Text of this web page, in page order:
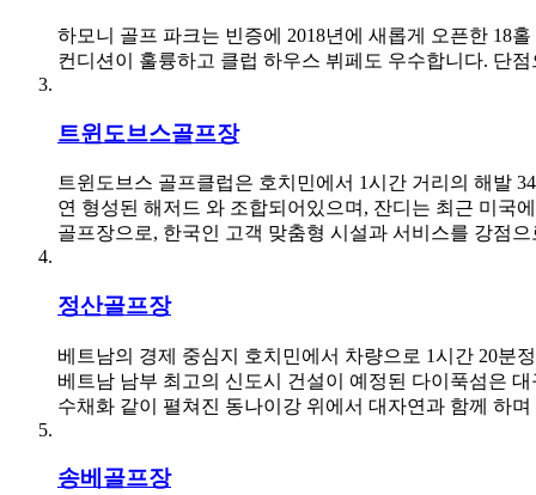
하모니 골프 파크는 빈증에 2018년에 새롭게 오픈한 18
컨디션이 훌륭하고 클럽 하우스 뷔페도 우수합니다. 단
트윈도브스골프장
트윈도브스 골프클럽은 호치민에서 1시간 거리의 해발
연 형성된 해저드 와 조합되어있으며, 잔디는 최근 미국
골프장으로, 한국인 고객 맞춤형 시설과 서비스를 강점
정산골프장
베트남의 경제 중심지 호치민에서 차량으로 1시간 20분
베트남 남부 최고의 신도시 건설이 예정된 다이푹섬은
수채화 같이 펼쳐진 동나이강 위에서 대자연과 함께 하
송베골프장